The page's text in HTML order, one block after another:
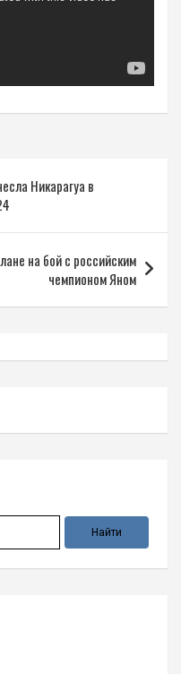
Никарагуа в
на бой с российским
чемпионом Яном